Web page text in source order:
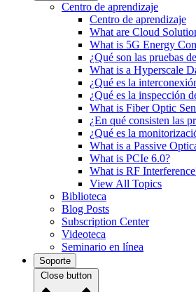
Centro de aprendizaje
Centro de aprendizaje
What are Cloud
What is 5G Energy
¿Qué son las pruebas
What is a Hyperscale
¿Qué es la
¿Qué es la inspección
What is Fiber Optic
¿En qué consisten las
¿Qué es la
What is a Passive
What is PCIe 6.0?
What is RF
View All Topics
Biblioteca
Blog Posts
Subscription Center
Videoteca
Seminario en línea
Soporte
Close button